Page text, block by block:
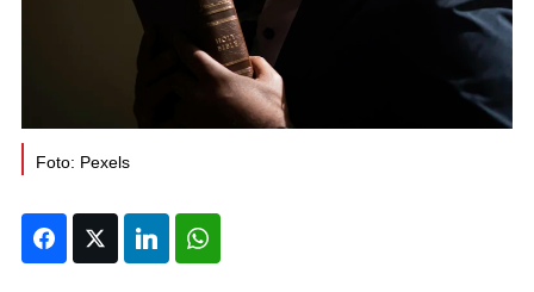
Foto: Pexels
FacebookTwitter LinkedIn